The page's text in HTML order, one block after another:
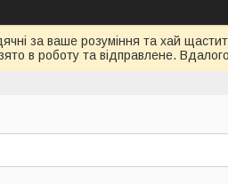
за ваше розуміння та хай
в роботу та відправлене.